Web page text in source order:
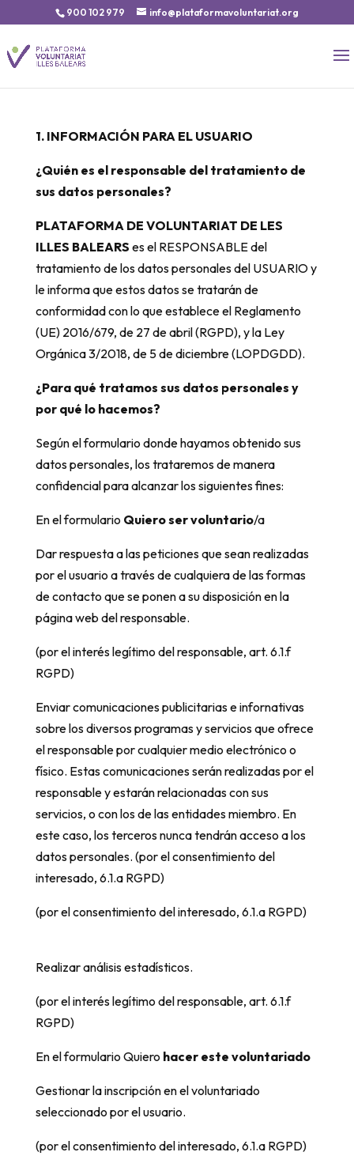
900 102 979 info@plataformavoluntariat.org
1. INFORMACIÓN PARA EL USUARIO
¿Quién es el responsable del tratamiento de
sus datos personales?
PLATAFORMA DE VOLUNTARIAT DE LES
ILLES BALEARS es el RESPONSABLE del
tratamiento de los datos personales del USUARIO y
le informa que estos datos se tratarán de
conformidad con lo que establece el Reglamento
(UE) 2016/679, de 27 de abril (RGPD), y la Ley
Orgánica 3/2018, de 5 de diciembre (LOPDGDD).
¿Para qué tratamos sus datos personales y
por qué lo hacemos?
Según el formulario donde hayamos obtenido sus
datos personales, los trataremos de manera
confidencial para alcanzar los siguientes fines:
En el formulario Quiero ser voluntario/a
Dar respuesta a las peticiones que sean realizadas
por el usuario a través de cualquiera de las formas
de contacto que se ponen a su disposición en la
página web del responsable.
(por el interés legítimo del responsable, art. 6.1.f
RGPD)
Enviar comunicaciones publicitarias e infornativas
sobre los diversos programas y servicios que ofrece
el responsable por cualquier medio electrónico o
físico. Estas comunicaciones serán realizadas por el
responsable y estarán relacionadas con sus
servicios, o con los de las entidades miembro. En
este caso, los terceros nunca tendrán acceso a los
datos personales. (por el consentimiento del
interesado, 6.1.a RGPD)
(por el consentimiento del interesado, 6.1.a RGPD)
Realizar análisis estadísticos.
(por el interés legítimo del responsable, art. 6.1.f
RGPD)
En el formulario Quiero hacer este voluntariado
Gestionar la inscripción en el voluntariado
seleccionado por el usuario.
(por el consentimiento del interesado, 6.1.a RGPD)